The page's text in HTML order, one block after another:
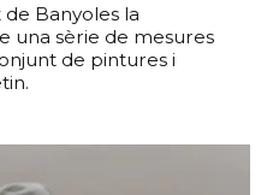
Banyoles la
una sèrie de mesures
de pintures i